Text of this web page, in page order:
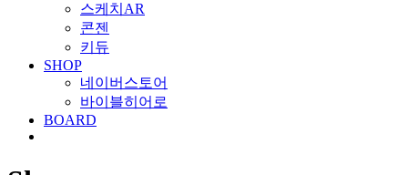
스케치AR
콘젠
키듀
SHOP
네이버스토어
바이블히어로
BOARD